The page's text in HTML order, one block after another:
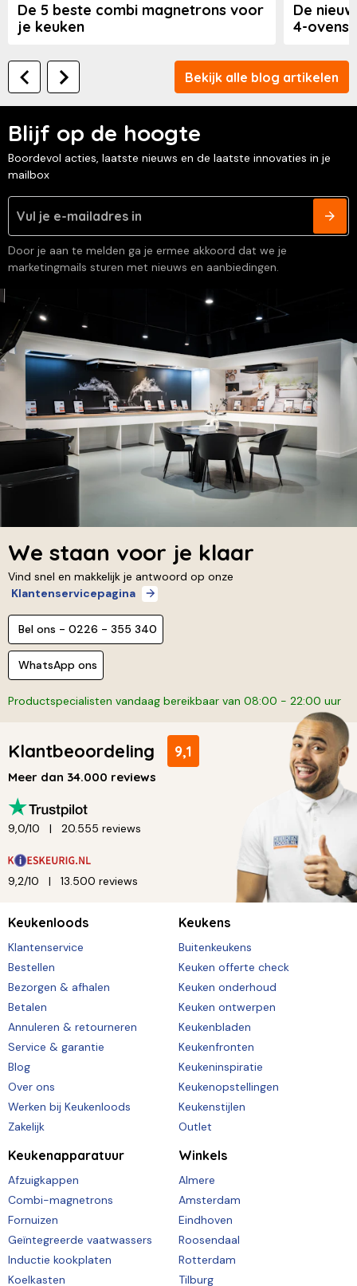
De 5 beste combi magnetrons voor
je keuken
De
4-ovens
Bekijk alle blog artikelen
Blijf op de hoogte
Boordevol acties, laatste nieuws en de laatste innovaties in je
mailbox
Door je aan te melden ga je ermee akkoord dat we je
marketingmails sturen met nieuws en aanbiedingen.
We staan voor je klaar
Vind snel en makkelijk je antwoord op onze
Klantenservicepagina
Bel ons - 0226 - 355 340
WhatsApp ons
Productspecialisten vandaag bereikbaar van 08:00 - 22:00 uur
Klantbeoordeling 9,1
Meer dan 34.000 reviews
9,0/10 20.555 reviews
9,2/10 13.500 reviews
Keukenloods
Klantenservice
Bestellen
Bezorgen & afhalen
Betalen
Annuleren & retourneren
Service & garantie
Blog
Over ons
Werken bij Keukenloods
Zakelijk
Keukens
Buitenkeukens
Keuken offerte check
Keuken onderhoud
Keuken ontwerpen
Keukenbladen
Keukenfronten
Keukeninspiratie
Keukenopstellingen
Keukenstijlen
Outlet
Keukenapparatuur
Afzuigkappen
Combi-magnetrons
Fornuizen
Geïntegreerde vaatwassers
Inductie kookplaten
Koelkasten
Winkels
Almere
Amsterdam
Eindhoven
Roosendaal
Rotterdam
Tilburg